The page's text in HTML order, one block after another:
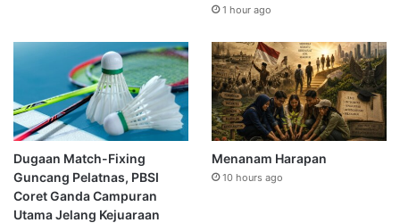
1 hour ago
Dugaan Match-Fixing
Guncang Pelatnas, PBSI
Coret Ganda Campuran
Utama Jelang Kejuaraan
Menanam Harapan
10 hours ago